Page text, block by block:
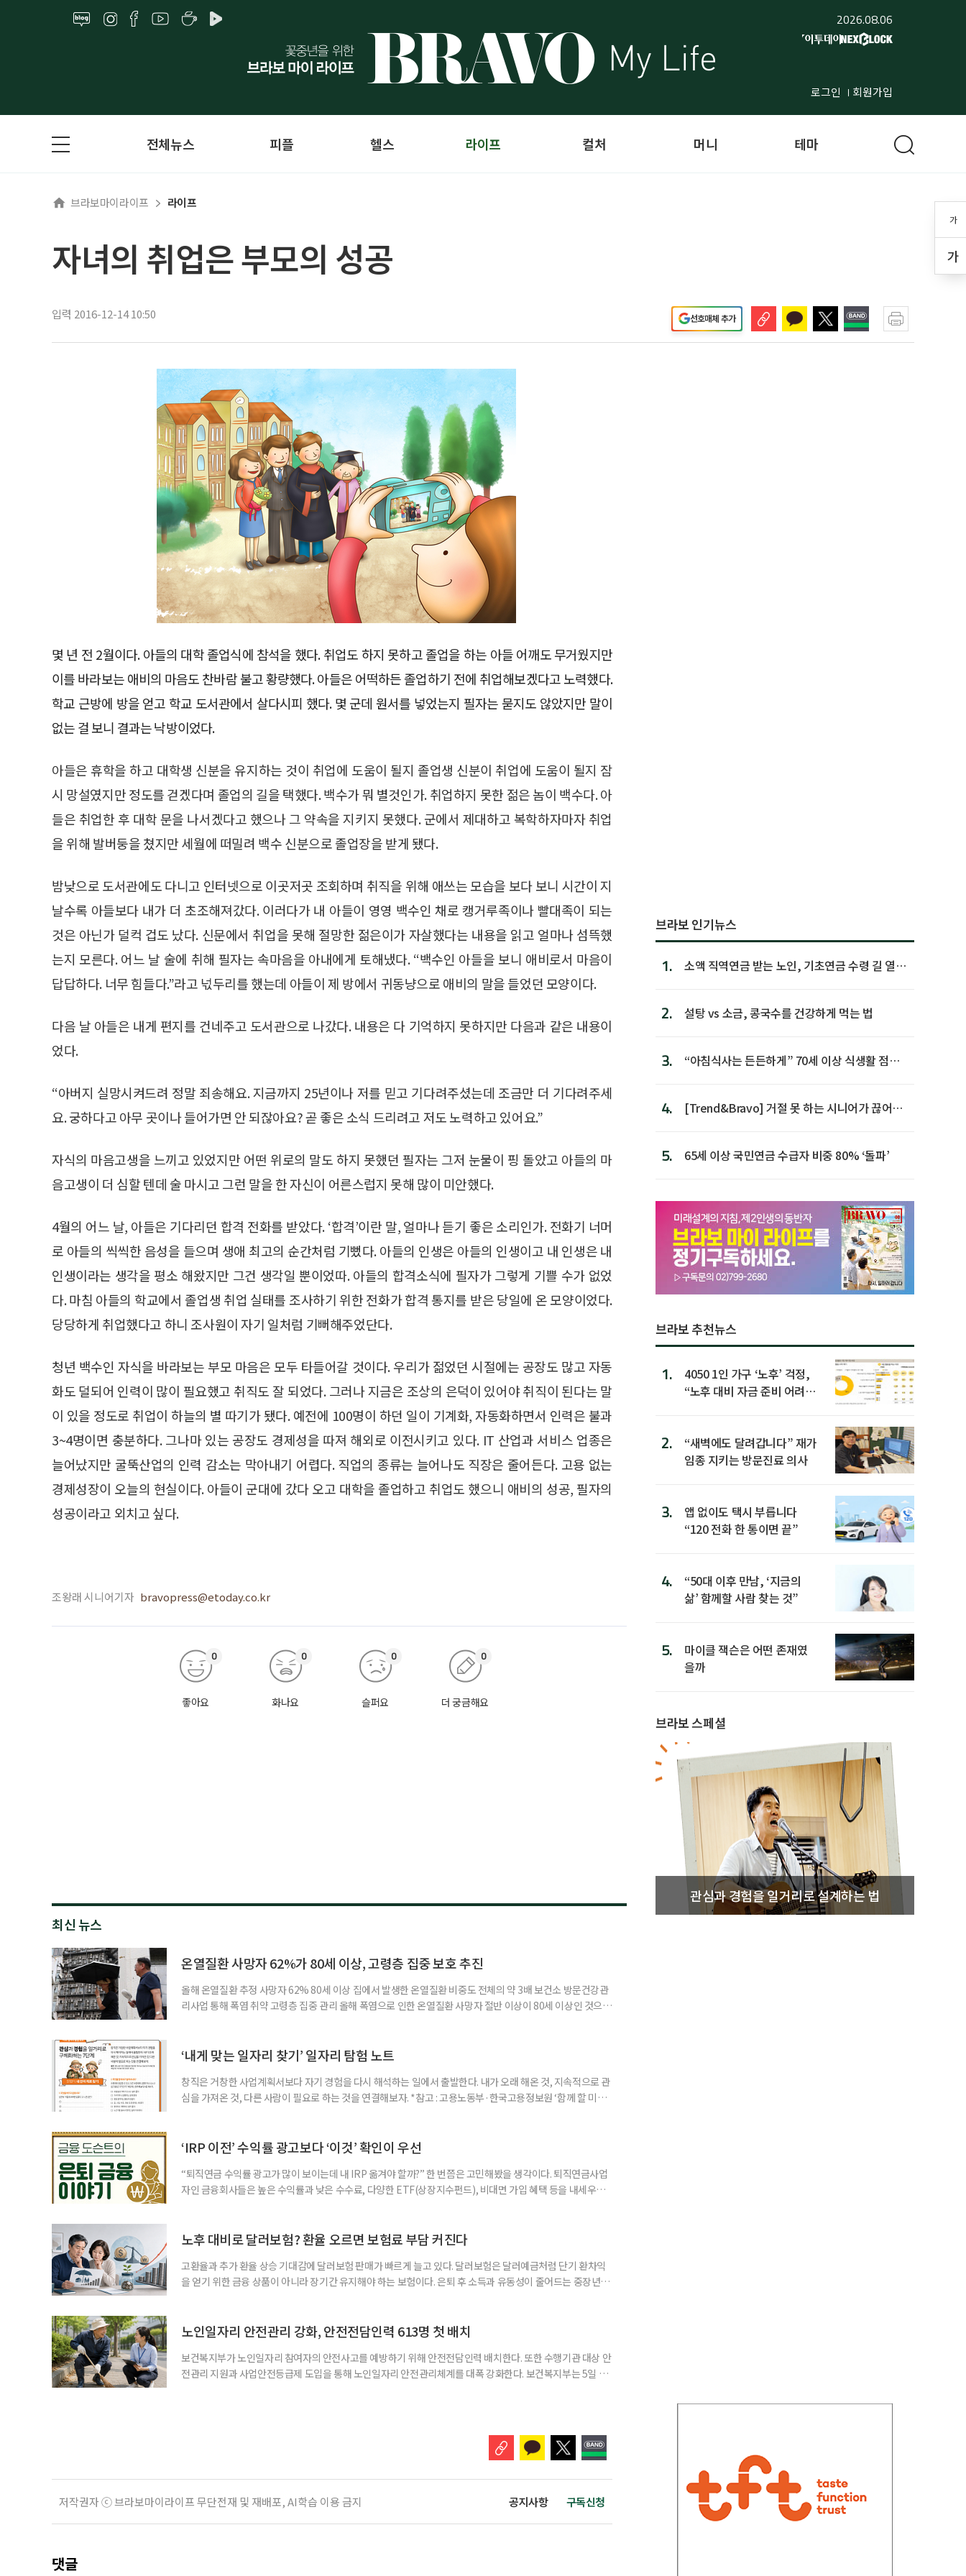
2026.08.06
로그인 회원가입
가
가
전체뉴스 피플 헬스 라이프 컬처 머니 테마
브라보마이라이프 라이프
자녀의 취업은 부모의 성공
입력 2016-12-14 10:50 선호매체 추가
몇 년 전 2월이다. 아들의 대학 졸업식에 참석을 했다. 취업도 하지 못하고 졸업을 하는 아들 어깨도 무거웠지만
이를 바라보는 애비의 마음도 찬바람 불고 황량했다. 아들은 어떡하든 졸업하기 전에 취업해보겠다고 노력했다.
학교 근방에 방을 얻고 학교 도서관에서 살다시피 했다. 몇 군데 원서를 넣었는지 필자는 묻지도 않았지만 말이
없는 걸 보니 결과는 낙방이었다.
아들은 휴학을 하고 대학생 신분을 유지하는 것이 취업에 도움이 될지 졸업생 신분이 취업에 도움이 될지 잠
시 망설였지만 정도를 걷겠다며 졸업의 길을 택했다. 백수가 뭐 별것인가. 취업하지 못한 젊은 놈이 백수다. 아
들은 취업한 후 대학 문을 나서겠다고 했으나 그 약속을 지키지 못했다. 군에서 제대하고 복학하자마자 취업
을 위해 발버둥을 쳤지만 세월에 떠밀려 백수 신분으로 졸업장을 받게 됐다.
밤낮으로 도서관에도 다니고 인터넷으로 이곳저곳 조회하며 취직을 위해 애쓰는 모습을 보다 보니 시간이 지
날수록 아들보다 내가 더 초조해져갔다. 이러다가 내 아들이 영영 백수인 채로 캥거루족이나 빨대족이 되는
것은 아닌가 덜컥 겁도 났다. 신문에서 취업을 못해 절망한 젊은이가 자살했다는 내용을 읽고 얼마나 섬뜩했
는지 모른다. 어느 날 술에 취해 필자는 속마음을 아내에게 토해냈다. “백수인 아들을 보니 애비로서 마음이
답답하다. 너무 힘들다.”라고 넋두리를 했는데 아들이 제 방에서 귀동냥으로 애비의 말을 들었던 모양이다.
다음 날 아들은 내게 편지를 건네주고 도서관으로 나갔다. 내용은 다 기억하지 못하지만 다음과 같은 내용이
었다.
“아버지 실망시켜드려 정말 죄송해요. 지금까지 25년이나 저를 믿고 기다려주셨는데 조금만 더 기다려주세
요. 궁하다고 아무 곳이나 들어가면 안 되잖아요? 곧 좋은 소식 드리려고 저도 노력하고 있어요.”
자식의 마음고생을 느끼고 있었지만 어떤 위로의 말도 하지 못했던 필자는 그저 눈물이 핑 돌았고 아들의 마
음고생이 더 심할 텐데 술 마시고 그런 말을 한 자신이 어른스럽지 못해 많이 미안했다.
4월의 어느 날, 아들은 기다리던 합격 전화를 받았다. ‘합격’이란 말, 얼마나 듣기 좋은 소리인가. 전화기 너머
로 아들의 씩씩한 음성을 들으며 생애 최고의 순간처럼 기뻤다. 아들의 인생은 아들의 인생이고 내 인생은 내
인생이라는 생각을 평소 해왔지만 그건 생각일 뿐이었따. 아들의 합격소식에 필자가 그렇게 기쁠 수가 없었
다. 마침 아들의 학교에서 졸업생 취업 실태를 조사하기 위한 전화가 합격 통지를 받은 당일에 온 모양이었다.
당당하게 취업했다고 하니 조사원이 자기 일처럼 기뻐해주었단다.
청년 백수인 자식을 바라보는 부모 마음은 모두 타들어갈 것이다. 우리가 젊었던 시절에는 공장도 많고 자동
화도 덜되어 인력이 많이 필요했고 취직도 잘 되었다. 그러나 지금은 조상의 은덕이 있어야 취직이 된다는 말
이 있을 정도로 취업이 하늘의 별 따기가 됐다. 예전에 100명이 하던 일이 기계화, 자동화하면서 인력은 불과
3~4명이면 충분하다. 그나마 있는 공장도 경제성을 따져 해외로 이전시키고 있다. IT 산업과 서비스 업종은
늘어났지만 굴뚝산업의 인력 감소는 막아내기 어렵다. 직업의 종류는 늘어나도 직장은 줄어든다. 고용 없는
경제성장이 오늘의 현실이다. 아들이 군대에 갔다 오고 대학을 졸업하고 취업도 했으니 애비의 성공, 필자의
성공이라고 외치고 싶다.
조왕래 시니어기자 bravopress@etoday.co.kr
좋아요
0
화나요
0
슬퍼요
0
더 궁금해요
0
최신 뉴스
온열질환 사망자 62%가 80세 이상, 고령층 집중 보호 추진
올해 온열질환 추정 사망자 62% 80세 이상 집에서 발생한 온열질환 비중도 전체의 약 3배 보건소 방문건강관
리사업 통해 폭염 취약 고령층 집중 관리 올해 폭염으로 인한 온열질환 사망자 절반 이상이 80세 이상인 것으로
고령층은 825명(33.8%), 80세 이상은 300명(12.3%)으로 집계됐다. 연령별 환자 수
‘내게 맞는 일자리 찾기’ 일자리 탐험 노트
창직은 거창한 사업계획서보다 자기 경험을 다시 해석하는 일에서 출발한다. 내가 오래 해온 것, 지속적으로 관
심을 가져온 것, 다른 사람이 필요로 하는 것을 연결해보자. *참고 : 고용노동부·한국고용정보원 ‘함께 할 미래
2._______________ 3._______________ ▷ 그중 내가 직접 해볼 만
‘IRP 이전’ 수익률 광고보다 ‘이것’ 확인이 우선
“퇴직연금 수익률 광고가 많이 보이는데 내 IRP 옮겨야 할까?” 한 번쯤은 고민해봤을 생각이다. 퇴직연금사업
자인 금융회사들은 높은 수익률과 낮은 수수료, 다양한 ETF(상장지수펀드), 비대면 가입 혜택 등을 내세우며
사들이 내세우는 퇴직연금 수익률은 눈에 잘 들어온다. 하지만 수익률 숫자는 기준에 따라달라질 수 있다.
노후 대비로 달러보험? 환율 오르면 보험료 부담 커진다
고환율과 추가 환율 상승 기대감에 달러보험 판매가 빠르게 늘고 있다. 달러보험은 달러예금처럼 단기 환차익
을 얻기 위한 금융 상품이 아니라 장기간 유지해야 하는 보험이다. 은퇴 후 소득과 유동성이 줄어드는 중장년층
집계됐다. 전년 동기 판매량인 2만2000건의 두 배를 웃도는 수준이다. 달러보험은 보험료를 달러로 내고
노인일자리 안전관리 강화, 안전전담인력 613명 첫 배치
보건복지부가 노인일자리 참여자의 안전사고를 예방하기 위해 안전전담인력 배치한다. 또한 수행기관 대상 안
전관리 지원과 사업안전등급제 도입을 통해 노인일자리 안전관리체계를 대폭 강화한다. 보건복지부는 5일 노
저작권자 ⓒ 브라보마이라이프 무단전재 및 재배포, AI학습 이용 금지 공지사항 구독신청
댓글
브라보 인기뉴스
1.
소액 직역연금 받는 노인, 기초연금 수령 길 열린
2. 설탕 vs 소금, 콩국수를 건강하게 먹는 법
3.
“아침식사는 든든하게” 70세 이상 식생활 점수
4.
[Trend&Bravo] 거절 못 하는 시니어가 끊어야
5. 65세 이상 국민연금 수급자 비중 80% ‘돌파’
브라보 추천뉴스
1.
4050 1인 가구 ‘노후’ 걱정,
“노후 대비 자금 준비 어려
2.
“새벽에도 달려갑니다” 재가
임종 지키는 방문진료 의사
3.
앱 없이도 택시 부릅니다
“120 전화 한 통이면 끝”
4.
“50대 이후 만남, ‘지금의
삶’ 함께할 사람 찾는 것”
5.
마이클 잭슨은 어떤 존재였
을까
브라보 스페셜
관심과 경험을 일거리로 설계하는 법